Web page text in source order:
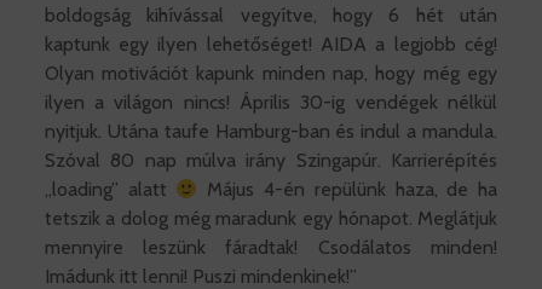
boldogság kihívással vegyítve, hogy 6 hét után
kaptunk egy ilyen lehetőséget! AIDA a legjobb cég!
Olyan motivációt kapunk minden nap, hogy még egy
ilyen a világon nincs! Április 30-ig vendégek nélkül
nyitjuk. Utána taufe Hamburg-ban és indul a mandula.
Szóval 80 nap múlva irány Szingapúr. Karrierépítés
„loading” alatt
Május 4-én repülünk haza, de ha
tetszik a dolog még maradunk egy hónapot. Meglátjuk
mennyire leszünk fáradtak! Csodálatos minden!
Imádunk itt lenni! Puszi mindenkinek!”